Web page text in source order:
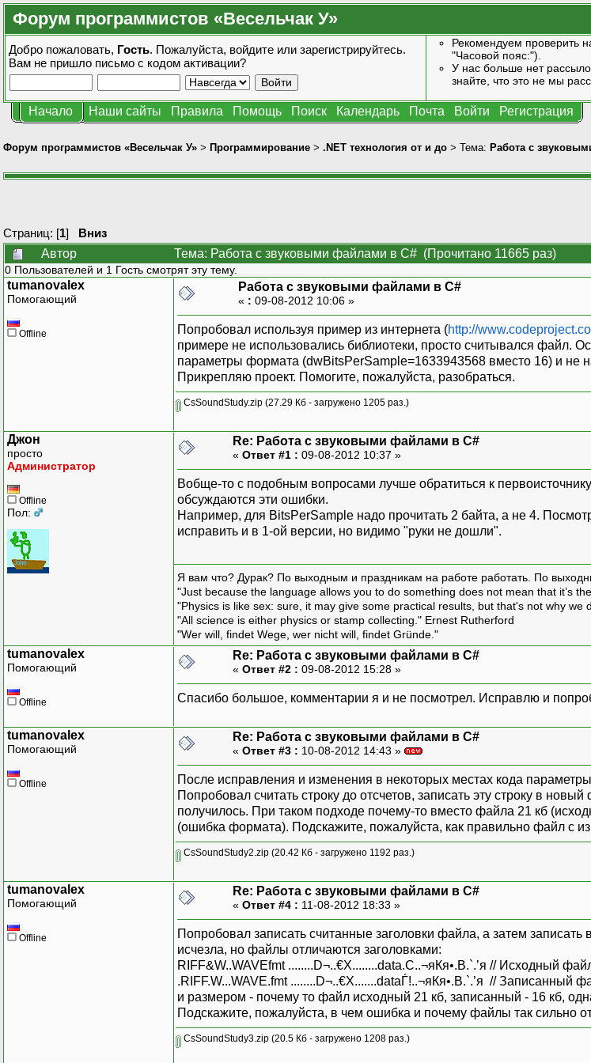
Форум программистов «Весельчак У»
Добро пожаловать, Гость. Пожалуйста, войдите или зарегистрируйтесь.
Вам не пришло письмо с кодом активации?
Рекомендуем проверить
"Часовой пояс:").
У нас больше нет
знайте, что это не мы
Начало Наши сайты Правила Помощь Поиск Календарь Почта Войти Регистрация
Форум программистов «Весельчак У» > Программирование > .NET технология от и до > Тема: Работа с
Страниц: [1] Вниз
Автор
Тема: Работа с звуковыми файлами в C# (Прочитано 11665 раз)
0 Пользователей и 1 Гость смотрят эту тему.
tumanovalex
Помогающий
Offline
Работа с звуковыми файлами в C#
« : 09-08-2012 10:06 »
Попробовал используя пример из интернета (http://
примере не использовались библиотеки, просто считывался файл.
параметры формата (dwBitsPerSample=1633943568 вместо 16) и не
Прикрепляю проект. Помогите, пожалуйста, разобраться.
CsSoundStudy.zip (27.29 Кб - загружено 1205 раз.)
Джон
просто
Администратор
Offline
Пол:
Re: Работа с звуковыми файлами в C#
« Ответ #1 : 09-08-2012 10:37 »
Вобще-то с подобным вопросами лучше обратиться к
обсуждаются эти ошибки.
Например, для BitsPerSample надо прочитать 2 байта, а не 4.
исправить и в 1-ой версии, но видимо "руки не дошли".
Я вам что? Дурак? По выходным и праздникам на работе работать. По
"Just because the language allows you to do something does not mean that it’s
"Physics is like sex: sure, it may give some practical results, but that's not why we
"All science is either physics or stamp collecting." Ernest Rutherford
"Wer will, findet Wege, wer nicht will, findet Gründe."
tumanovalex
Помогающий
Offline
Re: Работа с звуковыми файлами в C#
« Ответ #2 : 09-08-2012 15:28 »
Спасибо большое, комментарии я и не посмотрел. Исправлю и
tumanovalex
Помогающий
Offline
Re: Работа с звуковыми файлами в C#
« Ответ #3 : 10-08-2012 14:43 »
После исправления и изменения в некоторых местах кода
Попробовал считать строку до отсчетов, записать эту строку в
получилось. При таком подходе почему-то вместо файла 21 кб
(ошибка формата). Подскажите, пожалуйста, как правильно файл с
CsSoundStudy2.zip (20.42 Кб - загружено 1192 раз.)
tumanovalex
Помогающий
Offline
Re: Работа с звуковыми файлами в C#
« Ответ #4 : 11-08-2012 18:33 »
Попробовал записать считанные заголовки файла, а затем
исчезла, но файлы отличаются заголовками:
RIFF&W..WAVEfmt ........D¬..€X........data.C..¬яКя•.В.`.’я // Исходный
.RIFF.W...WAVE.fmt ........D¬..€X.......dataЃ!..¬яКя•.В.`.’я // Записанный
и размером - почему то файл исходный 21 кб, записанный - 16 кб,
Подскажите, пожалуйста, в чем ошибка и почему файлы так сильно
CsSoundStudy3.zip (20.5 Кб - загружено 1208 раз.)